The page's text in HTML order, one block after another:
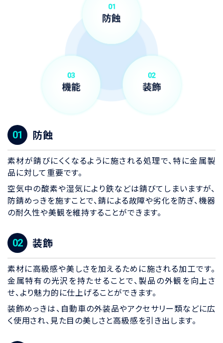
防蝕
素材が錆びにくくなるように施される処理で、特に金属製
品に対して重要です。
空気中の酸素や湿気により鉄などは錆びてしまいますが、
防錆めっきを施すことで、錆による故障や劣化を防ぎ、機器
の耐久性や美観を維持することができます。
装飾
素材に高級感や美しさを加えるために施される加工です。
金属特有の光沢を持たせることで、製品の外観を向上さ
せ、より魅力的に仕上げることができます。
装飾めっきは、自動車の外装品やアクセサリー類などに広
く使用され、見た目の美しさと高級感を引き出します。